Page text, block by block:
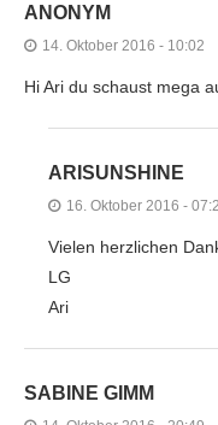
ANONYM
14. Oktober 2016 - 10:02
Hi Ari du schaust mega
ARISUNSHINE
16. Oktober 2016 -
Vielen herzlichen
LG
Ari
SABINE GIMM